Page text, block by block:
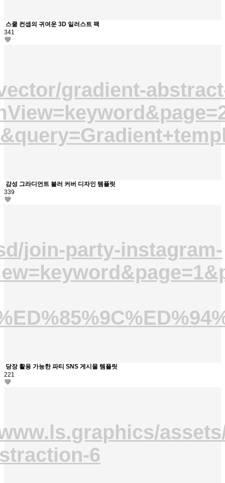
스쿨 컨셉의 귀여운 3D 일러스트 팩
341
gradient-
감성 그라디언트 블러 커버 디자인 템플릿
339
join-party-instagram-
당장 활용 가능한 파티 SNS 게시물 템플릿
221
6